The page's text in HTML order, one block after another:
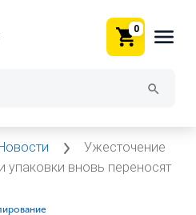
0
Ужесточение
упаковки вновь переносят